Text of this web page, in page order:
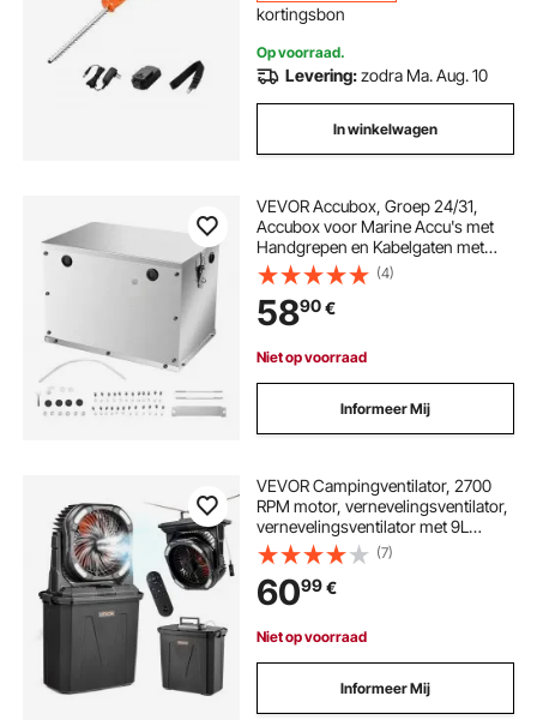
kortingsbon
Op voorraad.
Levering:zodra Ma. Aug. 10
In winkelwagen
VEVOR Accubox, Groep 24/31,
Accubox voor Marine Accu's met
Handgrepen en Kabelgaten met
Rubberen Doorvoertule, Aluminium
Behuizing, Geschikt voor Off-Road
Race Auto's en Vrachtwagens
(4)
5890€
Niet op voorraad
Informeer Mij
VEVOR Campingventilator, 2700
RPM motor, vernevelingsventilator,
vernevelingsventilator met 9L
watertank, 10000mAh accu, 4
windsnelheden en 5 lichtstanden,
draagbare staande ventilator voor
kamperen, vissen en reizen
(7)
6099€
Niet op voorraad
Informeer Mij